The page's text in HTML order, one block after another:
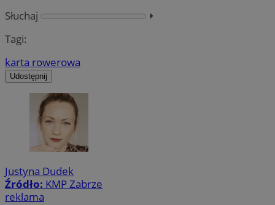
Słuchaj
⏵︎
Tagi:
karta rowerowa
Udostępnij
Justyna Dudek
Źródło: KMP Zabrze
reklama